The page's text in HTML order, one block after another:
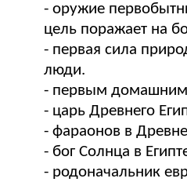
- оружие
цель поражает на
- первая сила
люди.
- первым
- царь Древнего
- фараонов в
- бог Солнца в
- родоначальник